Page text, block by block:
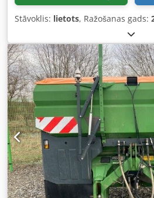
Stāvoklis: lietots, Ražošanas gads: